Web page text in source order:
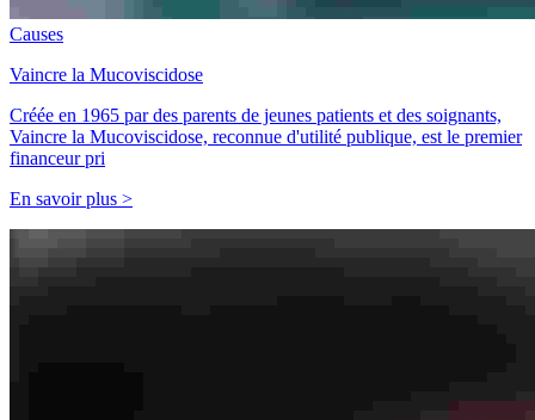
Causes
Vaincre la Mucoviscidose
Créée en 1965 par des parents de jeunes patients et des soignants,
Vaincre la Mucoviscidose, reconnue d'utilité publique, est le premier
financeur pri
En savoir plus >